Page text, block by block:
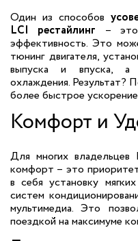
Один из способов
LCI рестайлинг –
эффективность. Это
тюнинг двигателя,
выпуска и впуска, а
охлаждения. Результат?
более быстрое
Комфорт и
Для многих
комфорт – это
в себя установку
систем
мультимедиа. Это
поездкой на максимуме